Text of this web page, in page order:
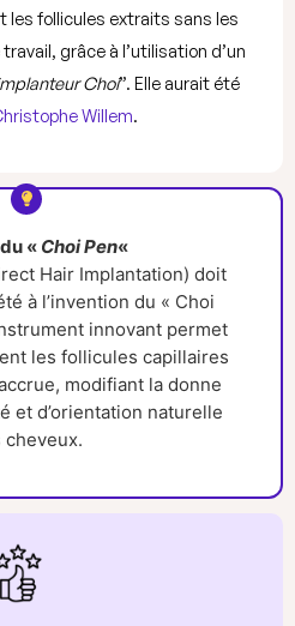
les follicules extraits sans les
grâce à l’utilisation d’un
Choi”. Elle aurait été
Willem.
« Choi Pen«
Hair Implantation) doit
à l’invention du « Choi
innovant permet
les follicules capillaires
modifiant la donne
et d’orientation naturelle
cheveux.